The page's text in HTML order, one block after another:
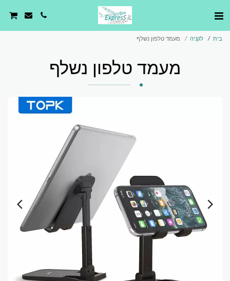
בית לקניה מעמד טלפון נשלף
מעמד טלפון נשלף